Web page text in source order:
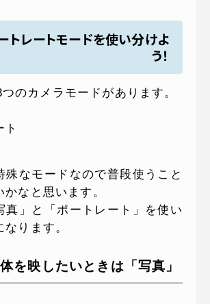
トレートモードを使い分けよ
う！
のカメラモードがあります。
ト
殊なモードなので普段使うこと
なと思います。
真」と「ポートレート」を使い
ります。
を映したいときは「写真」